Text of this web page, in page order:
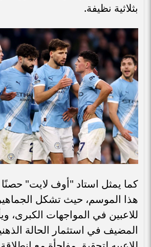
بثلاثية نظيفة.
كما يمثل استاد "أوف لايت" حصنًا
هذا الموسم، حيث تشكل
للاعبين في المواجهات الكبرى،
المضيف في استثمار الحالة